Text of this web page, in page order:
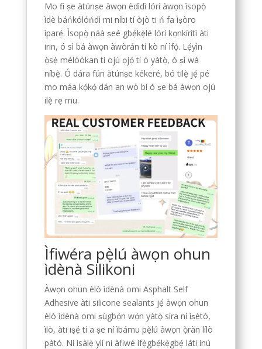
Mo fi ṣe àtúnṣe àwọn èdìdì lórí àwọn ìsopọ̀
ìdè báńkólóńdì mi níbi tí òjò ti ń fa ìṣòro
ìparẹ́. Ìsopọ̀ náà ṣeé gbẹ́kẹ̀lé lórí kọnkírítì àti
irin, ó sì bá àwọn àwòrán tí kò ní ìfọ́. Lẹ́yìn
ọ̀sẹ̀ mélòókan ti ojú ọjọ́ tí ó yàtọ̀, ó ṣì wà
níbẹ̀. Ó dára fún àtúnṣe kékeré, bó tilẹ̀ jẹ́ pé
mo máa kọ́kọ́ dán an wò bí ó ṣe bá àwọn ojú
ilẹ̀ rẹ mu.
Ìfiwéra pẹ̀lú àwọn ohun
ìdènà Silikoni
Àwọn ohun èlò ìdènà omi Asphalt Self
Adhesive àti silicone sealants jẹ́ àwọn ohun
èlò ìdènà omi ṣùgbọ́n wọ́n yàtọ̀ síra ní ìṣètò,
ìlò, àti iṣẹ́ tí a ṣe ní ìbámu pẹ̀lú àwọn ọ̀ràn lílò
pàtó. Ní ìsàlẹ̀ yìí ni àfiwé ìfẹ̀gbẹ́kẹ̀gbẹ́ láti inú